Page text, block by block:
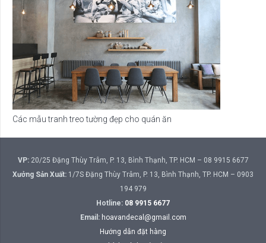
Các mẫu tranh treo tường đẹp cho quán ăn
VP:20/25 Đặng Thùy Trâm, P. 13, Bình Thạnh, TP. HCM – 08 9915 6677
Xưởng Sản Xuất: 1/7S Đặng Thùy Trâm, P. 13, Bình Thạnh, TP. HCM – 0903
194 979
Hotline: 08 9915 6677
Email: hoavandecal@gmail.com
Hướng dẫn đặt hàng